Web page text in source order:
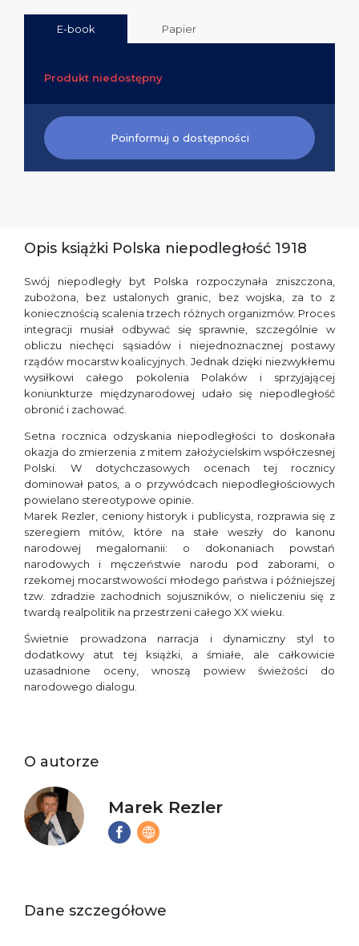
E-book Papier
Produkt niedostępny
Poinformuj o dostępności
Opis książki Polska niepodległość 1918
Swój niepodległy byt Polska rozpoczynała zniszczona,
zubożona, bez ustalonych granic, bez wojska, za to z
koniecznością scalenia trzech różnych organizmów. Proces
integracji musiał odbywać się sprawnie, szczególnie w
obliczu niechęci sąsiadów i niejednoznacznej postawy
rządów mocarstw koalicyjnych. Jednak dzięki niezwykłemu
wysiłkowi całego pokolenia Polaków i sprzyjającej
koniunkturze międzynarodowej udało się niepodległość
obronić i zachować.
Setna rocznica odzyskania niepodległości to doskonała
okazja do zmierzenia z mitem założycielskim współczesnej
Polski. W dotychczasowych ocenach tej rocznicy
dominował patos, a o przywódcach niepodległościowych
powielano stereotypowe opinie.
Marek Rezler, ceniony historyk i publicysta, rozprawia się z
szeregiem mitów, które na stałe weszły do kanonu
narodowej megalomanii: o dokonaniach powstań
narodowych i męczeństwie narodu pod zaborami, o
rzekomej mocarstwowości młodego państwa i późniejszej
tzw. zdradzie zachodnich sojuszników, o nieliczeniu się z
twardą realpolitik na przestrzeni całego XX wieku.
Świetnie prowadzona narracja i dynamiczny styl to
dodatkowy atut tej książki, a śmiałe, ale całkowicie
uzasadnione oceny, wnoszą powiew świeżości do
narodowego dialogu.
O autorze
Marek Rezler
Dane szczegółowe